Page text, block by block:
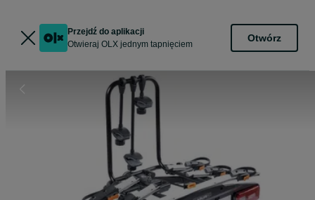
Przejdź do aplikacji
Otwieraj OLX jednym tapnięciem
Otwórz